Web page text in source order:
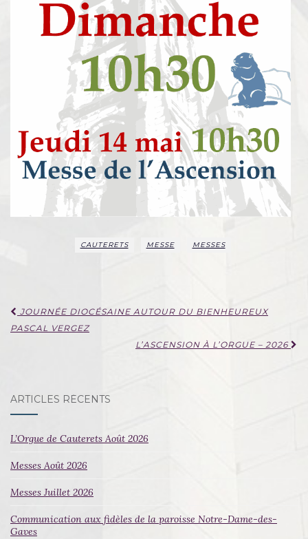
CAUTERETS MESSE MESSES
Navigation
d'article
JOURNÉE DIOCÉSAINE AUTOUR DU BIENHEUREUX
PASCAL VERGEZ
L’ASCENSION À L’ORGUE – 2026
ARTICLES RÉCENTS
L’Orgue de Cauterets Août 2026
Messes Août 2026
Messes Juillet 2026
Communication aux fidèles de la paroisse Notre-Dame-des-
Gaves